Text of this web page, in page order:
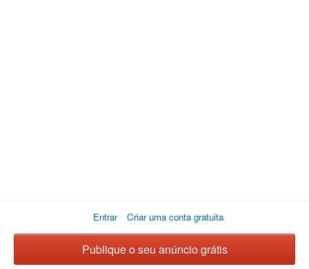
Entrar Criar uma conta gratuita
Publique o seu anúncio grátis